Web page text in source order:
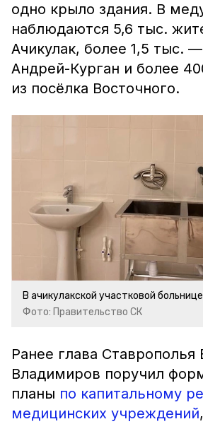
одно крыло здания. В
наблюдаются 5,6 тыс.
Ачикулак, более 1,5 тыс.
Андрей-Курган и более
из посёлка Восточного.
В ачикулакской участковой
Фото: Правительство СК
Ранее глава
Владимиров поручил
планы по капитальному
медицинских учреждений